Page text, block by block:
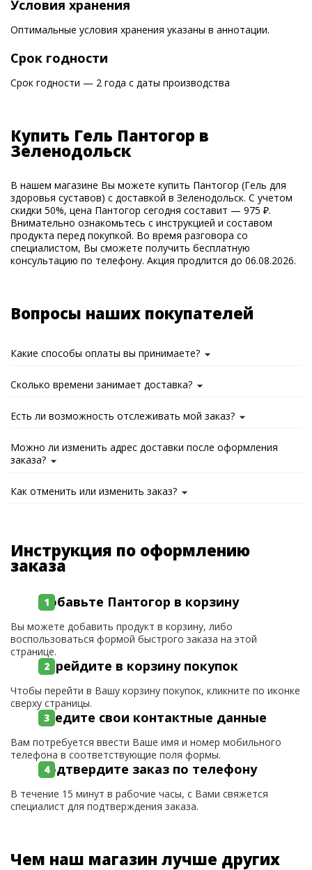
Условия хранения
Оптимальные условия хранения указаны в аннотации.
Срок годности
Срок годности — 2 года с даты производства
Купить Гель Пантогор в
Зеленодольск
В нашем магазине Вы можете купить Пантогор (Гель для
здоровья суставов) с доставкой в Зеленодольск. С учетом
скидки 50%, цена Пантогор сегодня составит — 975 ₽.
Внимательно ознакомьтесь с инструкцией и составом
продукта перед покупкой. Во время разговора со
специалистом, Вы сможете получить бесплатную
консультацию по телефону. Акция продлится до 06.08.2026.
Вопросы наших покупателей
Какие способы оплаты вы принимаете?
Сколько времени занимает доставка?
Есть ли возможность отслеживать мой заказ?
Можно ли изменить адрес доставки после оформления
заказа?
Как отменить или изменить заказ?
Инструкция по оформлению
заказа
Добавьте Пантогор в корзину
Вы можете добавить продукт в корзину, либо
воспользоваться формой быстрого заказа на этой
странице.
Перейдите в корзину покупок
Чтобы перейти в Вашу корзину покупок, кликните по иконке
сверху страницы.
Введите свои контактные данные
Вам потребуется ввести Ваше имя и номер мобильного
телефона в соответствующие поля формы.
Подтвердите заказ по телефону
В течение 15 минут в рабочие часы, с Вами свяжется
специалист для подтверждения заказа.
Чем наш магазин лучше других